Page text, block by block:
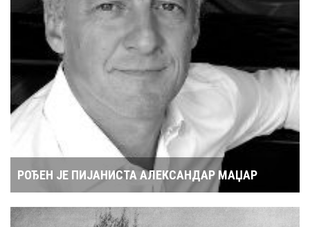
РОЂЕН ЈЕ ПИЈАНИСТА АЛЕКСАНДАР МАЏАР